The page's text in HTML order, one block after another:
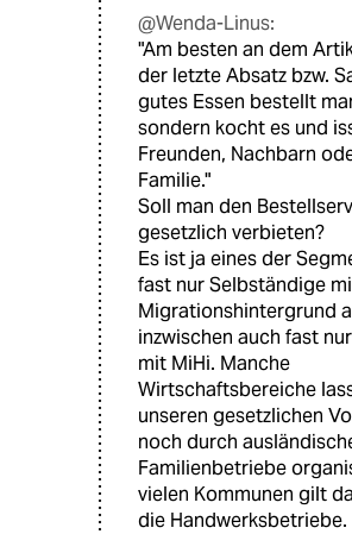
@Wenda-Linus:
"Am besten an dem
der letzte Absatz bzw.
gutes Essen bestellt
sondern kocht es und
Freunden, Nachbarn
Familie."
Soll man den
gesetzlich verbieten?
Es ist ja eines der
fast nur Selbständige
Migrationshintergrund
inzwischen auch fast
mit MiHi. Manche
Wirtschaftsbereiche
unseren gesetzlichen
noch durch
Familienbetriebe
vielen Kommunen gilt
die Handwerksbetriebe.